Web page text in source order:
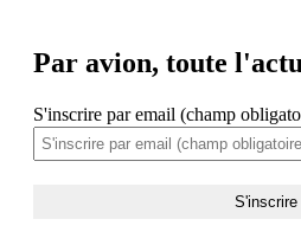
Par avion, toute
S'inscrire par email (champ